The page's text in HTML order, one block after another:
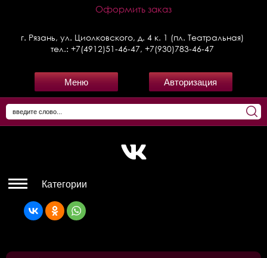
Оформить заказ
г. Рязань, ул. Циолковского, д. 4 к. 1 (пл. Театральная)
тел.: +7(4912)51-46-47, +7(930)783-46-47
Меню Авторизация
Категории